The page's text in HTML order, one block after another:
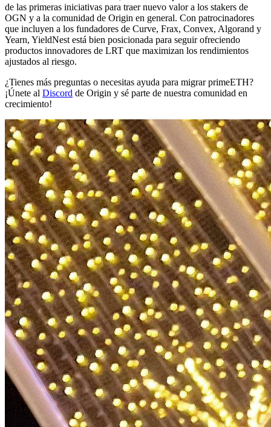
de las primeras iniciativas para traer nuevo valor a los stakers de
OGN y a la comunidad de Origin en general. Con patrocinadores
que incluyen a los fundadores de Curve, Frax, Convex, Algorand y
Yearn, YieldNest está bien posicionada para seguir ofreciendo
productos innovadores de LRT que maximizan los rendimientos
ajustados al riesgo.
¿Tienes más preguntas o necesitas ayuda para migrar primeETH?
¡Únete al Discord de Origin y sé parte de nuestra comunidad en
crecimiento!